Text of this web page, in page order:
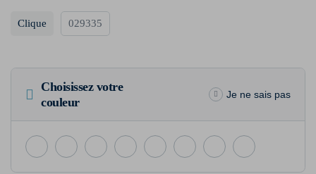
Clique 029335
Choisissez votre
couleur
Je ne sais pas